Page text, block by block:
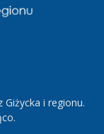
i regionu.